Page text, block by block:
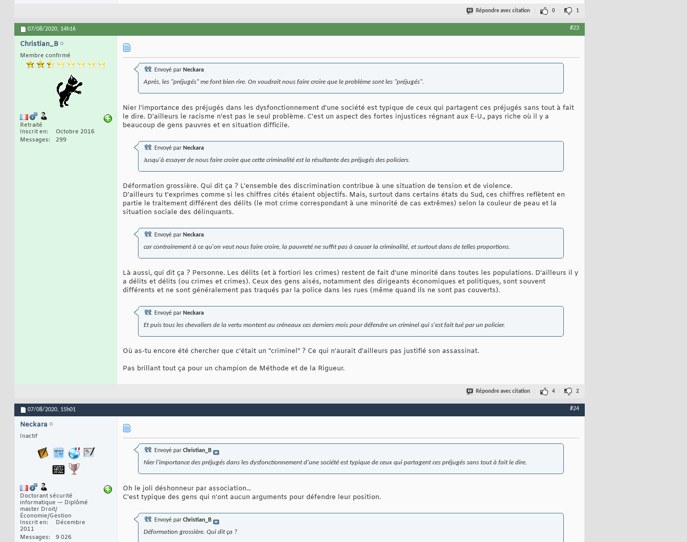
Répondre avec citation 0 1
07/08/2020, 14h16 #23
Christian_B
Membre confirmé
Retraité
Inscrit en
Octobre 2016
Messages
299
Envoyé par Neckara
Après, les "préjugés" me font bien rire. On voudrait nous faire croire que le problème sont les "préjugés".
Nier l'importance des préjugés dans les dysfonctionnement d'une société est typique de ceux qui partagent ces préjugés sans tout à fait
le dire. D'ailleurs le racisme n'est pas le seul problème. C'est un aspect des fortes injustices régnant aux E-U., pays riche où il y a
beaucoup de gens pauvres et en situation difficile.
Envoyé par Neckara
Jusqu'à essayer de nous faire croire que cette criminalité est la résultante des préjugés des policiers.
Déformation grossière. Qui dit ça ? L'ensemble des discrimination contribue à une situation de tension et de violence.
D'ailleurs tu t'exprimes comme si les chiffres cités étaient objectifs. Mais, surtout dans certains états du Sud, ces chiffres reflètent en
partie le traitement différent des délits (le mot crime correspondant à une minorité de cas extrêmes) selon la couleur de peau et la
situation sociale des délinquants.
Envoyé par Neckara
car contrairement à ce qu'on veut nous faire croire, la pauvreté ne suffit pas à causer la criminalité, et surtout dans de telles proportions.
Là aussi, qui dit ça ? Personne. Les délits (et à fortiori les crimes) restent de fait d'une minorité dans toutes les populations. D'ailleurs il y
a délits et délits (ou crimes et crimes). Ceux des gens aisés, notamment des dirigeants économiques et politiques, sont souvent
différents et ne sont généralement pas traqués par la police dans les rues (même quand ils ne sont pas couverts).
Envoyé par Neckara
Et puis tous les chevaliers de la vertu montent au créneaux ces derniers mois pour défendre un criminel qui s'est fait tué par un policier.
Où as-tu encore été chercher que c'était un "criminel" ? Ce qui n'aurait d'ailleurs pas justifié son assassinat.
Pas brillant tout ça pour un champion de Méthode et de la Rigueur.
Répondre avec citation 4 2
07/08/2020, 15h01 #24
Neckara
Inactif
Doctorant sécurité
informatique — Diplômé
master Droit/
Économie/Gestion
Inscrit en
Décembre
2011
Messages
9 026
Envoyé par Christian_B
Nier l'importance des préjugés dans les dysfonctionnement d'une société est typique de ceux qui partagent ces préjugés sans tout à fait le dire.
Oh le joli déshonneur par association...
C'est typique des gens qui n'ont aucun arguments pour défendre leur position.
Envoyé par Christian_B
Déformation grossière. Qui dit ça ?